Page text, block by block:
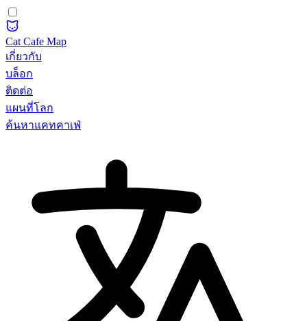
Cat Cafe Map
เกี่ยวกับ
บล็อก
ติดต่อ
แผนที่โลก
ค้นหาแคทคาเฟ่